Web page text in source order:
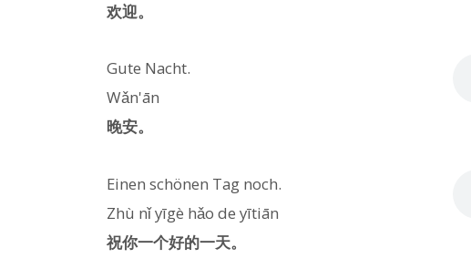
欢迎。
Gute Nacht.
Wǎn'ān
晚安。
Einen schönen Tag noch.
Zhù nǐ yīgè hǎo de yītiān
祝你一个好的一天。